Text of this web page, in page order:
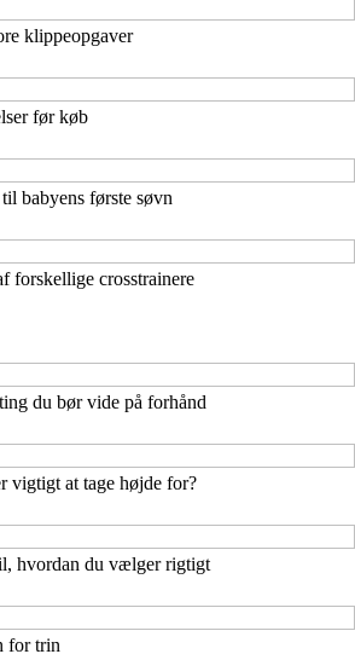
klippeopgaver
før køb
babyens første søvn
forskellige crosstrainere
du bør vide på forhånd
vigtigt at tage højde for?
hvordan du vælger rigtigt
for trin